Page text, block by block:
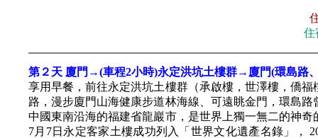
住
第２天 廈門→(車程2小時)永定洪坑土樓群→廈門(環島路
享用早餐，前往永定洪坑土樓群（承啟樓，世澤樓，僑福
路，漫步廈門山海健康步道林海線、可遠眺金門，環島
中國東南沿海的福建省龍巖市，是世界上獨一無二的神
7月7日永定客家土樓成功列入「世界文化遺產名錄」，